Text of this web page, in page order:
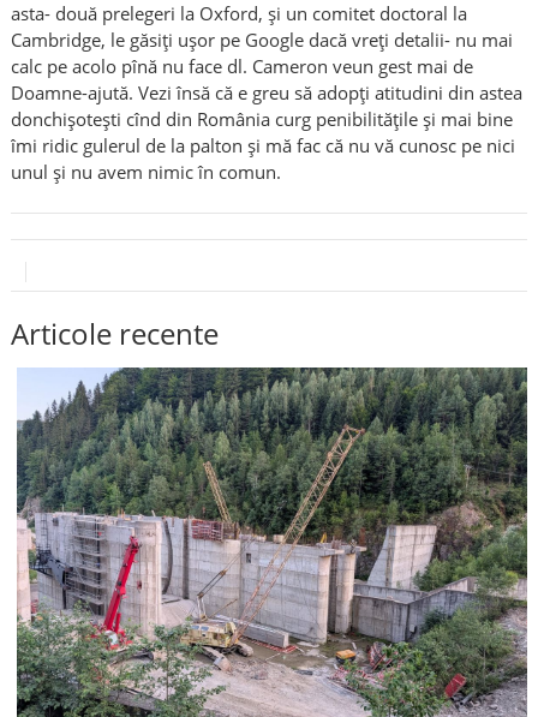
asta- două prelegeri la Oxford, și un comitet doctoral la
Cambridge, le găsiți ușor pe Google dacă vreți detalii- nu mai
calc pe acolo pînă nu face dl. Cameron veun gest mai de
Doamne-ajută. Vezi însă că e greu să adopți atitudini din astea
donchișotești cînd din România curg penibilitățile și mai bine
îmi ridic gulerul de la palton și mă fac că nu vă cunosc pe nici
unul și nu avem nimic în comun.
Articole recente